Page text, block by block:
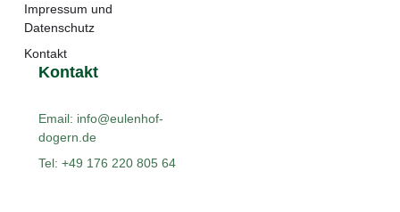
Impressum und
Datenschutz
Kontakt
Kontakt
Email: info@eulenhof-
dogern.de
Tel: +49 176 220 805 64